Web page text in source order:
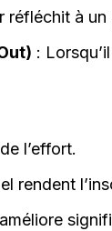
réfléchit à
:
l’effort.
rendent